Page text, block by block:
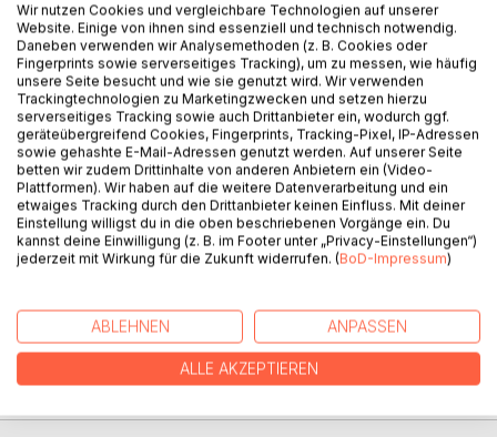
BESCHREIBUNG
A collection of poems I wrote
during my journey of finding back to life
in a time that was defined by pain and fear.
Every poem gave me hope,
that someday I could feel welcome on this earth,
find a home in myself and feel alive again.
that will nourish your beautiful soul.
AUTOR/IN
Wir nutzen Cookies und vergleichbare Technologien auf unserer
Website. Einige von ihnen sind essenziell und technisch notwendig.
Daneben verwenden wir Analysemethoden (z. B. Cookies oder
Fingerprints sowie serverseitiges Tracking), um zu messen, wie häufig
unsere Seite besucht und wie sie genutzt wird. Wir verwenden
Trackingtechnologien zu Marketingzwecken und setzen hierzu
serverseitiges Tracking sowie auch Drittanbieter ein, wodurch ggf.
geräteübergreifend Cookies, Fingerprints, Tracking-Pixel, IP-Adressen
sowie gehashte E-Mail-Adressen genutzt werden. Auf unserer Seite
betten wir zudem Drittinhalte von anderen Anbietern ein (Video-
Plattformen). Wir haben auf die weitere Datenverarbeitung und ein
etwaiges Tracking durch den Drittanbieter keinen Einfluss. Mit deiner
Einstellung willigst du in die oben beschriebenen Vorgänge ein. Du
kannst deine Einwilligung (z. B. im Footer unter „Privacy-Einstellungen“)
jederzeit mit Wirkung für die Zukunft widerrufen. (BoD-Impressum)
ABLEHNEN ANPASSEN
ALLE AKZEPTIEREN